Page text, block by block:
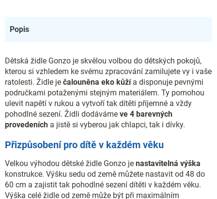
Popis
Dětská židle Gonzo je skvělou volbou do dětských pokojů,
kterou si vzhledem ke svému zpracování zamilujete vy i vaše
ratolesti. Židle je čalouněna eko kůžía disponuje pevnými
područkami potaženými stejným materiálem. Ty pomohou
ulevit napětí v rukou a vytvoří tak dítěti příjemné a vždy
pohodlné sezení. Židli dodáváme ve 4 barevných
provedeních a jistě si vyberou jak chlapci, tak i dívky.
Přizpůsobení pro dítě v každém věku
Velkou výhodou dětské židle Gonzo je nastavitelná výška
konstrukce. Výšku sedu od země můžete nastavit od 48 do
60 cm a zajistit tak pohodlné sezení dítěti v každém věku.
Výška celé židle od země může být při maximálním